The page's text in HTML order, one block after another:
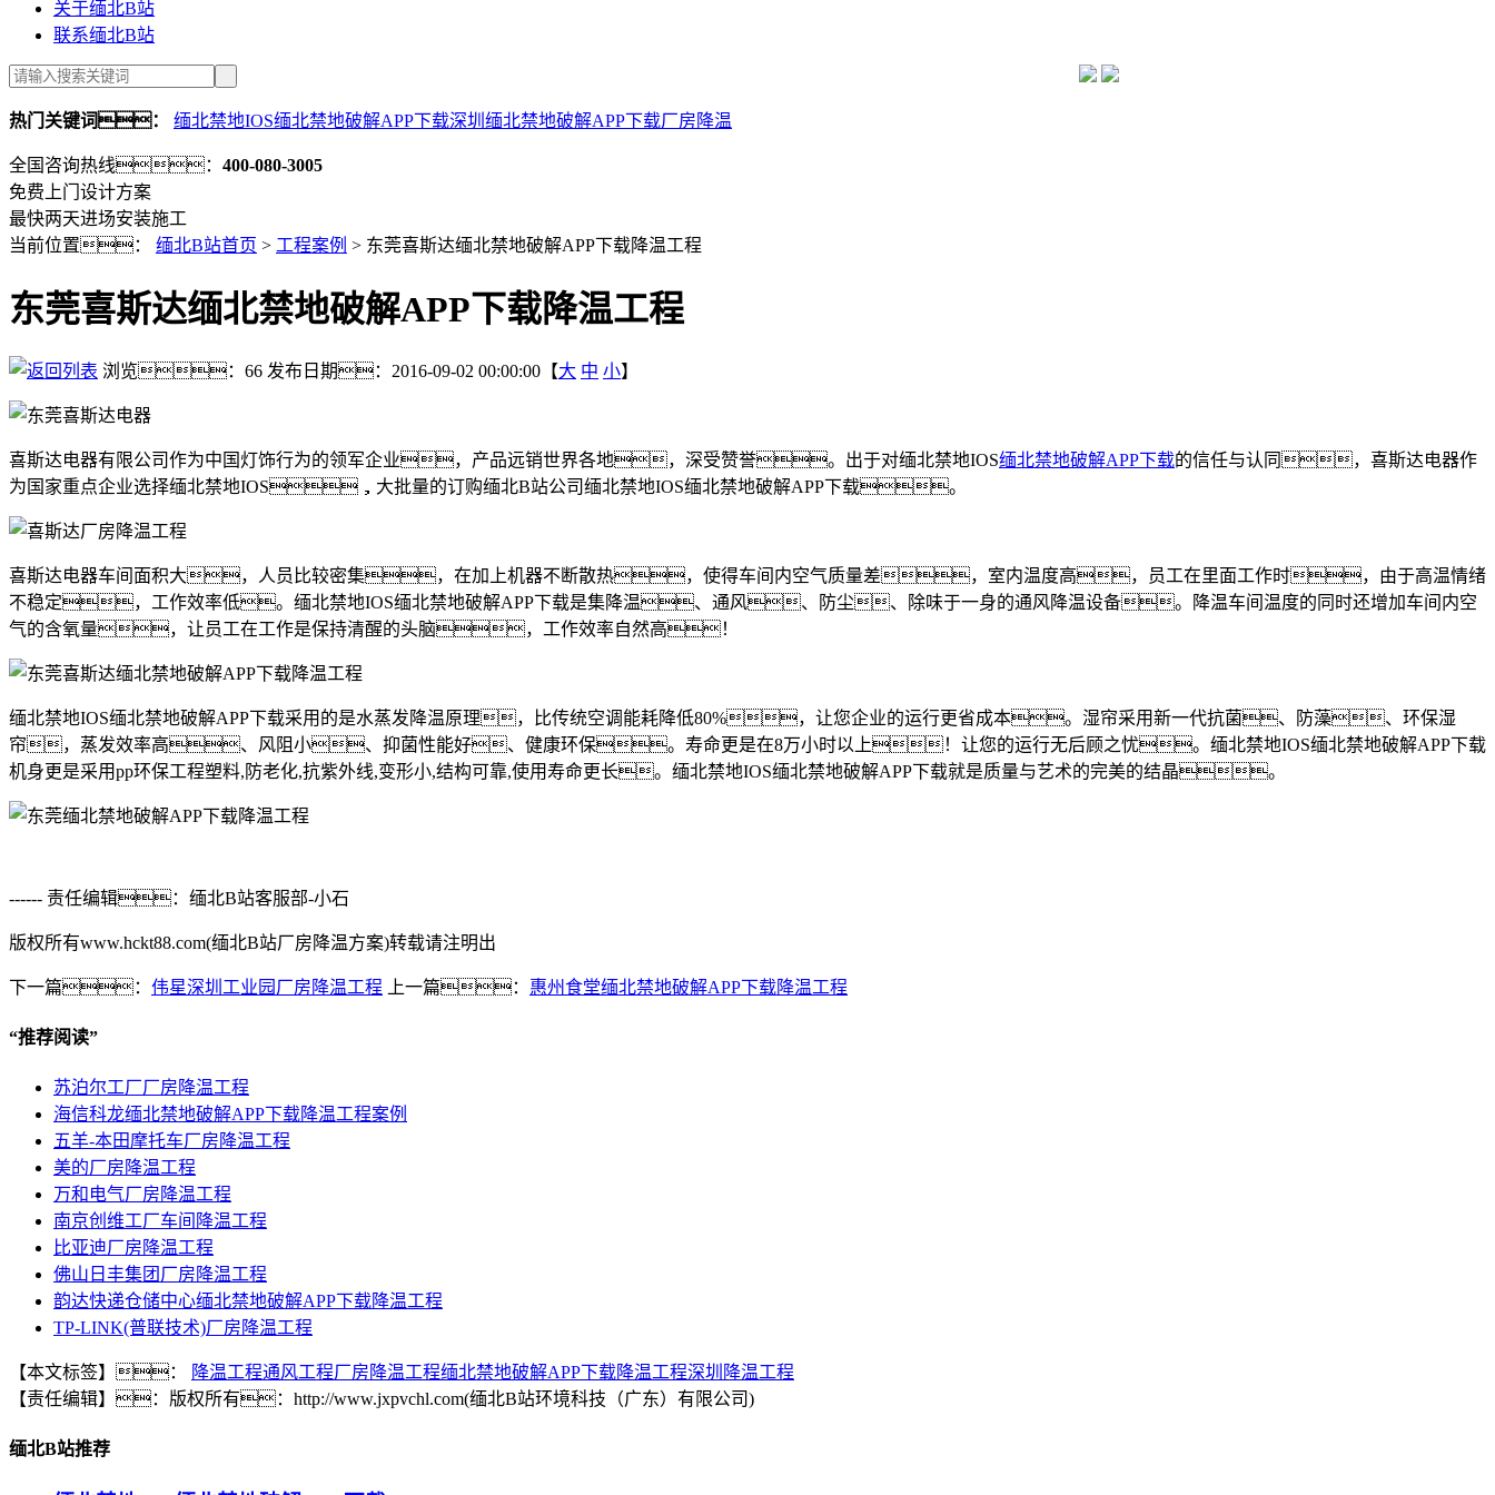
关于缅北B站
联系缅北B站
热门关键词： 缅北禁地IOS缅北禁地破解APP下载深圳缅北禁地破解APP下载厂房降温
全国咨询热线： 400-080-3005
免费上门设计方案
最快两天进场安装施工
当前位置：
缅北B站首页 > 工程案例 > 东莞喜斯达缅北禁地破解APP下载降温工程
东莞喜斯达缅北禁地破解APP下载降温工程
浏览： 66 发布日期：2016-09-02 00:00:00【大 中 小】
喜斯达电器有限公司作为中国灯饰行为的领军企业，产品远销世界各地，深受赞誉。出于对缅北禁地IOS缅北禁地破解APP下载的信任与认同，喜斯达电器作
为国家重点企业选择缅北禁地IOS，大批量的订购缅北B站公司缅北禁地IOS缅北禁地破解APP下载。
喜斯达电器车间面积大，人员比较密集，在加上机器不断散热，使得车间内空气质量差，室内温度高，员工在里面工作时，由于高温情绪
不稳定，工作效率低。缅北禁地IOS缅北禁地破解APP下载是集降温、通风、防尘、除味于一身的通风降温设备。降温车间温度的同时还增加车间内空
气的含氧量，让员工在工作是保持清醒的头脑，工作效率自然高！
缅北禁地IOS缅北禁地破解APP下载采用的是水蒸发降温原理，比传统空调能耗降低80%，让您企业的运行更省成本。湿帘采用新一代抗菌、防藻、环保湿
帘，蒸发效率高、风阻小、抑菌性能好、健康环保。寿命更是在8万小时以上！让您的运行无后顾之忧。缅北禁地IOS缅北禁地破解APP下载
机身更是采用pp环保工程塑料,防老化,抗紫外线,变形小,结构可靠,使用寿命更长。缅北禁地IOS缅北禁地破解APP下载就是质量与艺术的完美的结晶。
------ 责任编辑：缅北B站客服部-小石
版权所有www.hckt88.com(缅北B站厂房降温方案)转载请注明出
下一篇： 伟星深圳工业园厂房降温工程 上一篇： 惠州食堂缅北禁地破解APP下载降温工程
“推荐阅读”
苏泊尔工厂厂房降温工程
海信科龙缅北禁地破解APP下载降温工程案例
五羊-本田摩托车厂房降温工程
美的厂房降温工程
万和电气厂房降温工程
南京创维工厂车间降温工程
比亚迪厂房降温工程
佛山日丰集团厂房降温工程
韵达快递仓储中心缅北禁地破解APP下载降温工程
TP-LINK(普联技术)厂房降温工程
【本文标签】： 降温工程通风工程厂房降温工程缅北禁地破解APP下载降温工程深圳降温工程
【责任编辑】： 版权所有： http://www.jxpvchl.com(缅北B站环境科技（广东）有限公司)
缅北B站推荐